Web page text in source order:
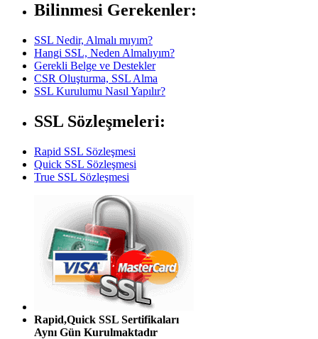
Bilinmesi Gerekenler:
SSL Nedir, Almalı mıyım?
Hangi SSL, Neden Almalıyım?
Gerekli Belge ve Destekler
CSR Oluşturma, SSL Alma
SSL Kurulumu Nasıl Yapılır?
SSL Sözleşmeleri:
Rapid SSL Sözleşmesi
Quick SSL Sözleşmesi
True SSL Sözleşmesi
Rapid,Quick SSL Sertifikaları
Aynı Gün Kurulmaktadır